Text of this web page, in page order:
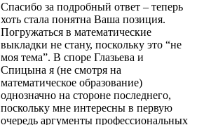
Спасибо за подробный ответ – теперь
хоть стала понятна Ваша позиция.
Погружаться в математические
выкладки не стану, поскольку это “не
моя тема”. В споре Глазьева и
Спицына я (не смотря на
математическое образование)
однозначно на стороне последнего,
поскольку мне интересны в первую
очередь аргументы профессиональных